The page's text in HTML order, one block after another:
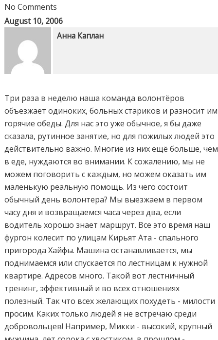
No Comments
August 10, 2006
Анна Каплан
Три раза в неделю наша команда волонтёров
объезжает одиноких, больных стариков и разносит им
горячие обеды. Для нас это уже обычное, я бы даже
сказала, рутинное занятие, но для пожилых людей это
действительно важно. Многие из них ещё больше, чем
в еде, нуждаются во внимании. К сожалению, мы не
можем поговорить с каждым, но можем оказать им
маленькую реальную помощь. Из чего состоит
обычный день волонтера? Мы выезжаем в первом
часу дня и возвращаемся часа через два, если
водитель хорошо знает маршрут. Все это время наш
фургон колесит по улицам Кирьят Ата - спального
пригорода Хайфы. Машина останавливается, мы
поднимаемся или спускается по лестницам к нужной
квартире. Адресов много. Такой вот лестничный
тренинг, эффективный и во всех отношениях
полезный. Так что всех желающих похудеть - милости
просим. Каких только людей я не встречаю среди
добровольцев! Например, Микки - высокий, крупный